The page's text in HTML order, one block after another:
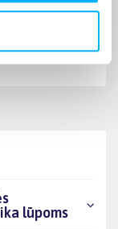
prekės
lūpoms